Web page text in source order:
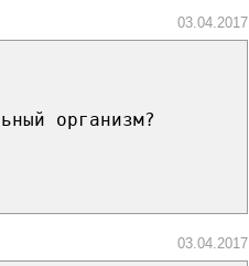
03.04.2017
организм?
03.04.2017